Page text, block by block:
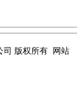
司 版权所有 网站